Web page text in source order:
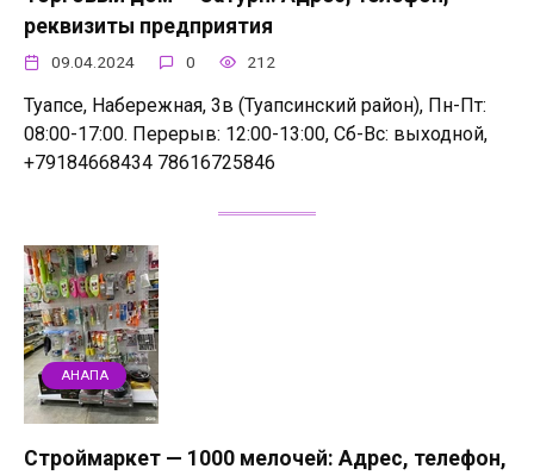
реквизиты предприятия
09.04.2024 0 212
Туапсе, Набережная, 3в (Туапсинский район), Пн-Пт:
08:00-17:00. Перерыв: 12:00-13:00, Сб-Вс: выходной,
+79184668434 78616725846
АНАПА
Строймаркет — 1000 мелочей: Адрес, телефон,